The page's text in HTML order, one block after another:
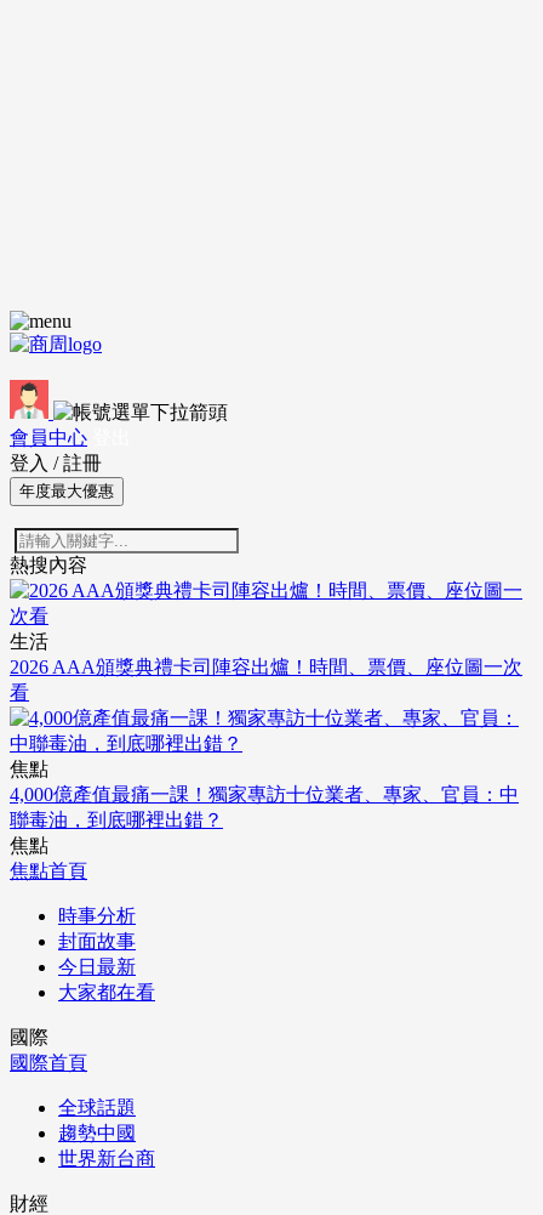
會員中心
登入 / 註冊
年度最大優惠
熱搜內容
生活
2026 AAA頒獎典禮卡司陣容出爐！時間、票價、座位圖一次
看
焦點
4,000億產值最痛一課！獨家專訪十位業者、專家、官員：中
聯毒油，到底哪裡出錯？
焦點
焦點首頁
時事分析
封面故事
今日最新
大家都在看
國際
國際首頁
全球話題
趨勢中國
世界新台商
財經